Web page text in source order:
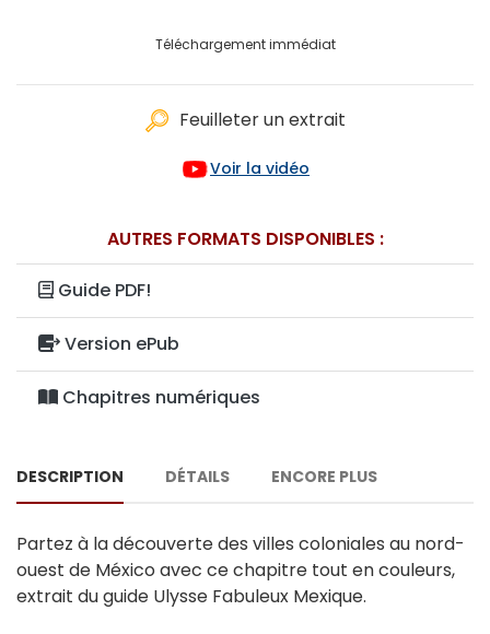
Téléchargement immédiat
Feuilleter un extrait
Voir la vidéo
AUTRES FORMATS DISPONIBLES :
Guide PDF!
Version ePub
Chapitres numériques
DESCRIPTION DÉTAILS ENCORE PLUS
Partez à la découverte des villes coloniales au nord-
ouest de México avec ce chapitre tout en couleurs,
extrait du guide Ulysse Fabuleux Mexique.